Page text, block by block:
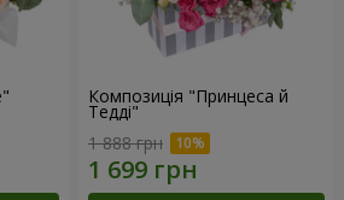
Композиція "Принцеса й
Тедді"
1 888 грн